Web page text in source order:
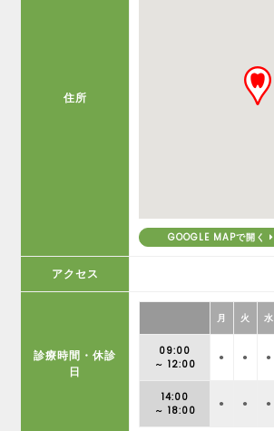
住所
GOOGLE MAPで開く
アクセス
診療時間・休診
日
月 火 水
09:00
～ 12:00
● ● ●
14:00
～ 18:00
● ● ●